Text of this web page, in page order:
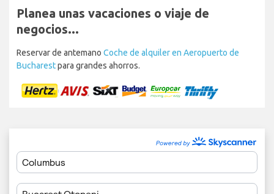
Planea unas vacaciones o viaje de
negocios...
Reservar de antemano Coche de alquiler en Aeropuerto de
Bucharestpara grandes ahorros.